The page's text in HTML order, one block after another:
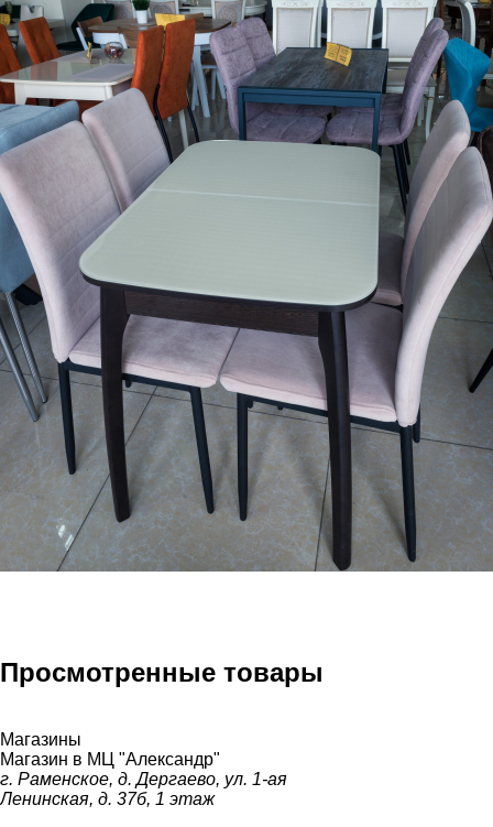
Просмотренные товары
Магазины
Магазин в МЦ "Александр"
г. Раменское, д. Дергаево, ул. 1-ая
Ленинская, д. 37б, 1 этаж